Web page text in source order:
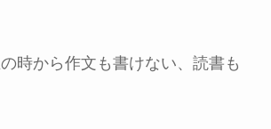
時から作文も書けない、読書も